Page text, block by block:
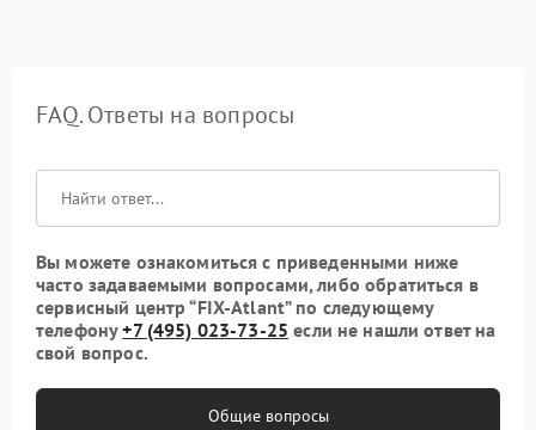
FAQ. Ответы на вопросы
Вы можете ознакомиться с приведенными ниже
часто задаваемыми вопросами, либо обратиться в
сервисный центр “FIX-Atlant” по следующему
телефону+7 (495) 023-73-25 если не нашли ответ на
свой вопрос.
Общие вопросы